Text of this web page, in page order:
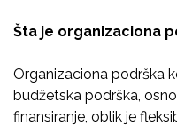
Šta je organizaciona
Organizaciona podrška
budžetska podrška,
finansiranje, oblik je